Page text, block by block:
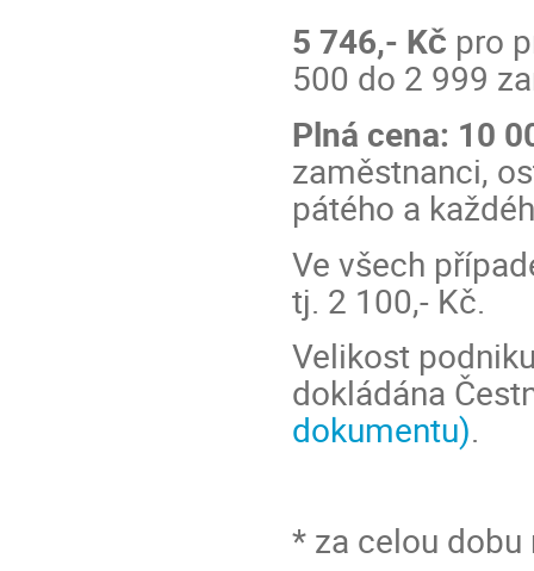
5 746,- Kč pro
500 do 2 999
Plná cena: 10
zaměstnanci,
pátého a
Ve všech
tj. 2 100,- Kč.
Velikost
dokládána
dokumentu).
* za celou